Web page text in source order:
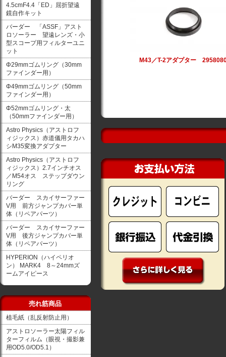
4.5cmF4.4「ED」屈折望遠
鏡自作キット
バーダー 「ASSF」アスト
ロソーラー 望遠レンズ・小
型スコープ用フィルターユニ
ット
Φ29mmゴムリング（30mm
ファインダー用）
Φ49mmゴムリング（50mm
ファインダー用）
Φ52mmゴムリング・太
（50mmファインダー用）
Astro Physics（アストロフ
ィジックス）赤道儀用タカハ
シM35変換アダプター
Astro Physics（アストロフ
ィジックス）2.7インチオス
／M54オス ステップダウン
リング
バーダー スカイサーファー
V用 前方ジャンプカバー単
体（リペアパーツ）
バーダー スカイサーファー
V用 後方ジャンプカバー単
体（リペアパーツ）
HYPERION（ハイペリオ
ン） MARK4 8～24mmズ
ームアイピース
売れ筋商品
植毛紙（乱反射防止用）
アストロソーラー太陽フィル
ターフィルム（眼視・撮影兼
用OD5.0/OD5.1）
M43／T-2アダプター